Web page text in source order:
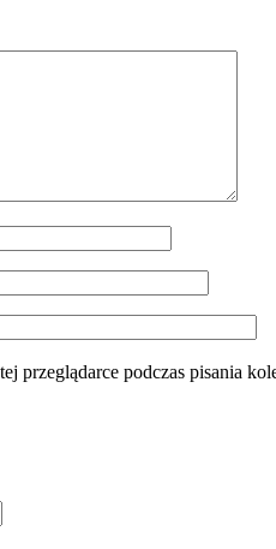
przeglądarce podczas pisania